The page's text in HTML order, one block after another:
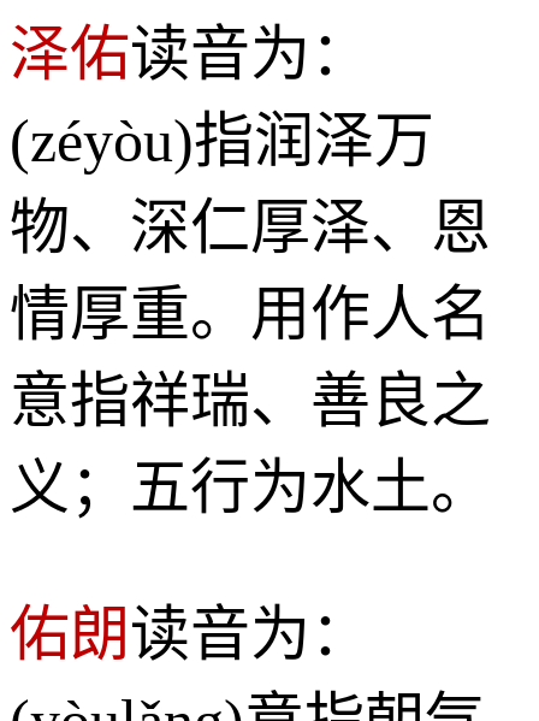
泽佑读音为：
(zéyòu)指润泽万
物、深仁厚泽、恩
情厚重。用作人名
意指祥瑞、善良之
义；五行为水土。
佑朗读音为：